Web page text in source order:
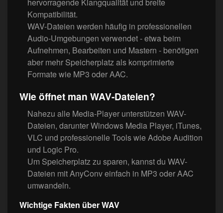
Kompatibilität.
WAV-Dateien werden häufig in professionellen
Audio-Umgebungen verwendet - etwa beim
Aufnehmen, Bearbeiten und Mastern - benötigen
aber mehr Speicherplatz als komprimierte
Formate wie MP3 oder AAC.
Wie öffnet man WAV-Dateien?
Nahezu alle Media-Player unterstützen WAV-
Dateien, darunter Windows Media Player, iTunes,
VLC und professionelle Tools wie Adobe Audition
und Logic Pro.
Um Speicherplatz zu sparen, kannst du WAV-
Dateien mit AnyConv einfach in MP3 oder AAC
umwandeln.
Wichtige Fakten über WAV